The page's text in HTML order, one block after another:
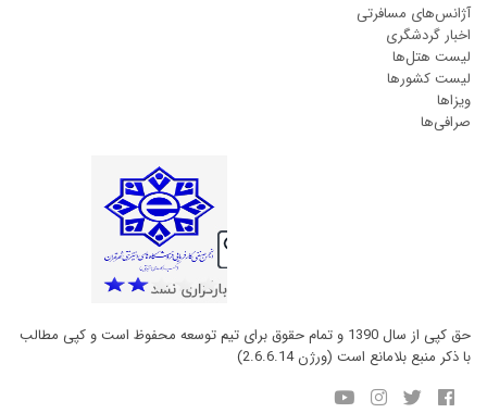
آژانس‌های مسافرتی
اخبار گردشگری
لیست هتل‌ها
لیست کشورها
ویزاها
صرافی‌ها
حق کپی از سال 1390 و تمام حقوق برای تیم توسعه محفوظ است و کپی مطالب
با ذکر منبع بلامانع است (ورژن 2.6.6.14)